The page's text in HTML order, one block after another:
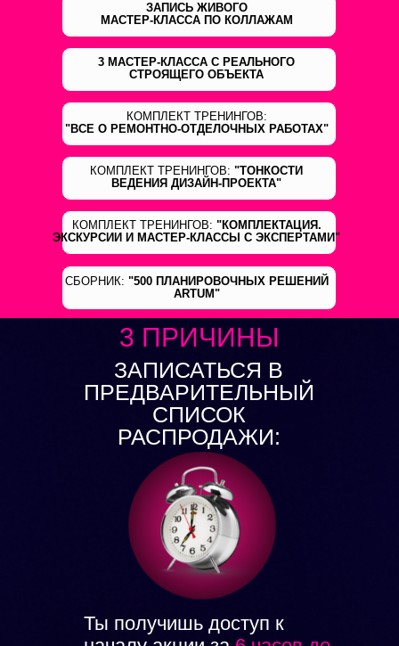
3 МАСТЕР-КЛАССА С РЕАЛЬНОГО
СТРОЯЩЕГО ОБЪЕКТА
ЗАПИСЬ ЖИВОГО
МАСТЕР-КЛАССА ПО КОЛЛАЖАМ
КОМПЛЕКТ ТРЕНИНГОВ: "ТОНКОСТИ
ВЕДЕНИЯ ДИЗАЙН-ПРОЕКТА"
КОМПЛЕКТ ТРЕНИНГОВ:
"ВСЕ О РЕМОНТНО-ОТДЕЛОЧНЫХ РАБОТАХ"
СБОРНИК: "500 ПЛАНИРОВОЧНЫХ РЕШЕНИЙ
ARTUM"
КОМПЛЕКТ ТРЕНИНГОВ: "КОМПЛЕКТАЦИЯ.
ЭКСКУРСИИ И МАСТЕР-КЛАССЫ С ЭКСПЕРТАМИ"
ЗАПИСАТЬСЯ В
ПРЕДВАРИТЕЛЬНЫЙ
СПИСОК
РАСПРОДАЖИ:
3 ПРИЧИНЫ
Ты получишь доступ к